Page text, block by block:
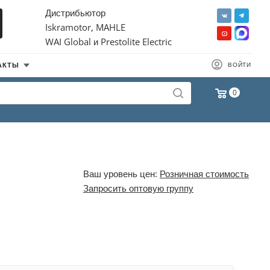
Дистрибьютор
Iskramotor, MAHLE
WAI Global и Prestolite Electric
ВОЙТИ
0
Ваш уровень цен: Розничная стоимость
Запросить оптовую группу